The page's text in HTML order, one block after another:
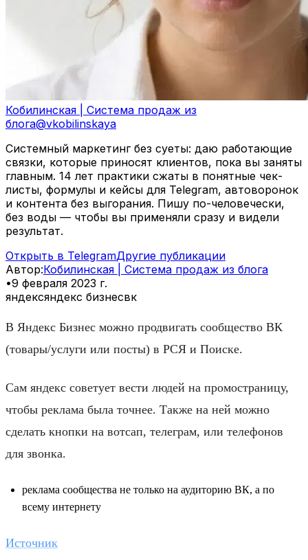
Кобилинская | Система продаж из
блога@vkobilinskaya
Системный маркетинг без суеты: даю работающие
связки, которые приносят клиентов, пока вы заняты
главным. 14 лет практики сжаты в понятные чек-
листы, формулы и кейсы для Telegram, автоворонок
и контента без выгорания. Пишу по-человечески,
без воды — чтобы вы применяли сразу и видели
результат.
Открыть в TelegramДругие публикации
Автор:Кобилинская | Система продаж из блога
•9 февраля 2023 г.
яндексяндекс бизнесвк
В Яндекс Бизнес можно продвигать сообщество ВК
(товары/услуги или посты) в РСЯ и Поиске.
Сам яндекс советует вести людей на промостраницу,
чтобы реклама была точнее. Также на ней можно
сделать кнопки на вотсап, телеграм, или телефонов
для звонка.
реклама сообщества не только на аудиторию ВК, а по
всему интернету
Источник